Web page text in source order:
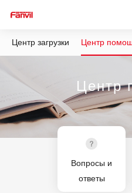
Центр загрузки Центр
Центр
Вопросы и
ответы